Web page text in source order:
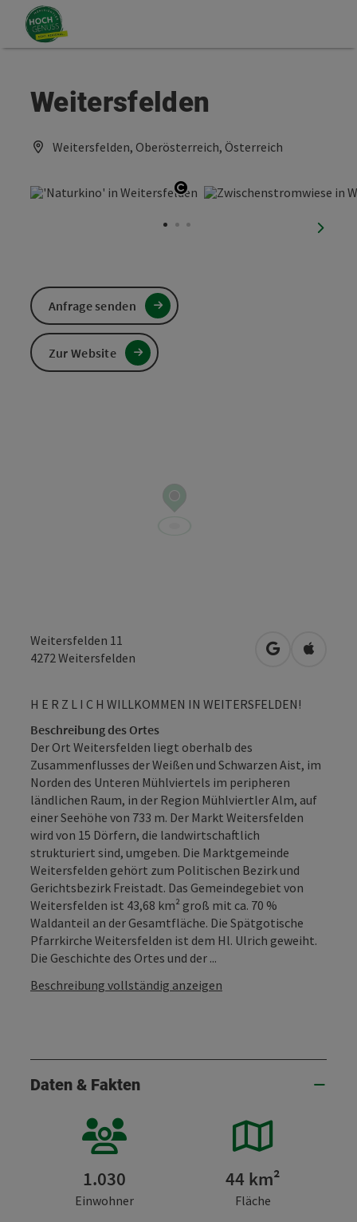
Zum Inhalt
Zum Seitenanfang
Weitersfelden
Weitersfelden, Oberösterreich, Österreich
Weitersfelden 11
4272 Weitersfelden in Google
in
H E R Z L I C H WILLKOMMEN IN WEITERSFELDEN!
Beschreibung des Ortes
Der Ort Weitersfelden liegt oberhalb des
Zusammenflusses der Weißen und Schwarzen Aist, im
Norden des Unteren Mühlviertels im peripheren
ländlichen Raum, in der Region Mühlviertler Alm, auf
einer Seehöhe von 733 m. Der Markt Weitersfelden
wird von 15 Dörfern, die landwirtschaftlich
strukturiert sind, umgeben. Die Marktgemeinde
Weitersfelden gehört zum Politischen Bezirk und
Gerichtsbezirk Freistadt. Das Gemeindegebiet von
Weitersfelden ist 43,68 km² groß mit ca. 70 %
Waldanteil an der Gesamtfläche. Die Spätgotische
Pfarrkirche Weitersfelden ist dem Hl. Ulrich geweiht.
Die Geschichte des Ortes und der ...
Beschreibung vollständig anzeigen
Daten & Fakten
1.030
Einwohner
44 km²
Fläche
Anfrage senden
Zur Website